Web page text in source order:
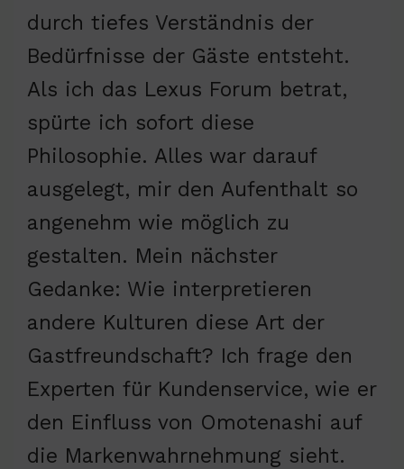
durch tiefes Verständnis der
Bedürfnisse der Gäste entsteht.
Als ich das Lexus Forum betrat,
spürte ich sofort diese
Philosophie. Alles war darauf
ausgelegt, mir den Aufenthalt so
angenehm wie möglich zu
gestalten. Mein nächster
Gedanke: Wie interpretieren
andere Kulturen diese Art der
Gastfreundschaft? Ich frage den
Experten für Kundenservice, wie er
den Einfluss von Omotenashi auf
die Markenwahrnehmung sieht.